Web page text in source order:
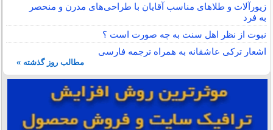
زیورآلات و طلاهای مناسب آقایان با طراحی‌های مدرن و منحصر
به فرد
نبوت از نظر اهل سنت به چه صورت است ؟
اشعار ترکی عاشقانه به همراه ترجمه فارسی
مطالب روز گذشته »